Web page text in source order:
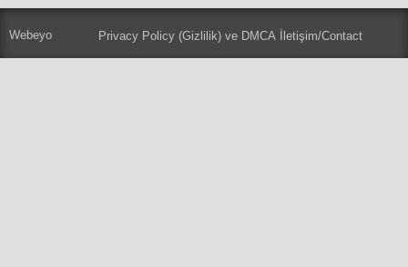
Webeyo Privacy Policy (Gizlilik) ve DMCA İletişim/Contact